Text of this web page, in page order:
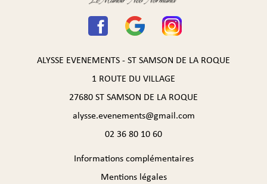
ALYSSE EVENEMENTS - ST SAMSON DE LA ROQUE
1 ROUTE DU VILLAGE
27680 ST SAMSON DE LA ROQUE
alysse.evenements@gmail.com
02 36 80 10 60
Informations complémentaires
Mentions légales